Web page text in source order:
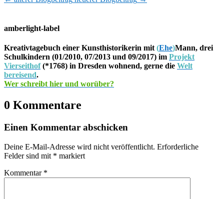
amberlight-label
Kreativtagebuch einer Kunsthistorikerin mit (Ehe)Mann, drei
Schulkindern (01/2010, 07/2013 und 09/2017) im Projekt
Vierseithof(*1768) in Dresden wohnend, gerne die Welt
bereisend.
Wer schreibt hier und worüber?
0 Kommentare
Einen Kommentar abschicken
Deine E-Mail-Adresse wird nicht veröffentlicht. Erforderliche
Felder sind mit * markiert
Kommentar *